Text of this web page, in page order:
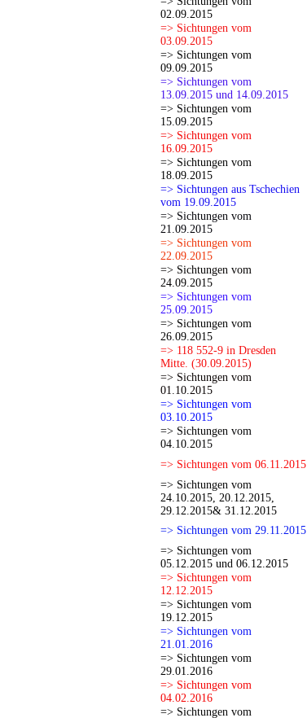
02.09.2015
=> Sichtungen vom
03.09.2015
=> Sichtungen vom
09.09.2015
=> Sichtungen vom
13.09.2015 und 14.09.2015
=> Sichtungen vom
15.09.2015
=> Sichtungen vom
16.09.2015
=> Sichtungen vom
18.09.2015
=> Sichtungen aus Tschechien
vom 19.09.2015
=> Sichtungen vom
21.09.2015
=> Sichtungen vom
22.09.2015
=> Sichtungen vom
24.09.2015
=> Sichtungen vom
25.09.2015
=> Sichtungen vom
26.09.2015
=> 118 552-9 in Dresden
Mitte. (30.09.2015)
=> Sichtungen vom
01.10.2015
=> Sichtungen vom
03.10.2015
=> Sichtungen vom
04.10.2015
=> Sichtungen vom 06.11.2015
=> Sichtungen vom
24.10.2015, 20.12.2015,
29.12.2015& 31.12.2015
=> Sichtungen vom 29.11.2015
=> Sichtungen vom
05.12.2015 und 06.12.2015
=> Sichtungen vom
12.12.2015
=> Sichtungen vom
19.12.2015
=> Sichtungen vom
21.01.2016
=> Sichtungen vom
29.01.2016
=> Sichtungen vom
04.02.2016
=> Sichtungen vom